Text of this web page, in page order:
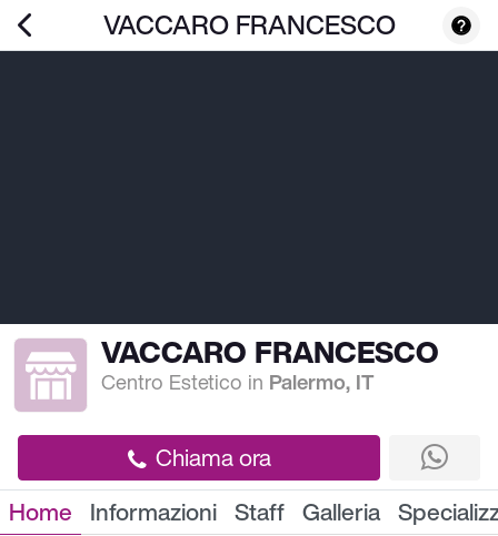
VACCARO FRANCESCO
VACCARO FRANCESCO
Centro Estetico in Palermo, IT
Chiama ora
Home Informazioni Staff Galleria